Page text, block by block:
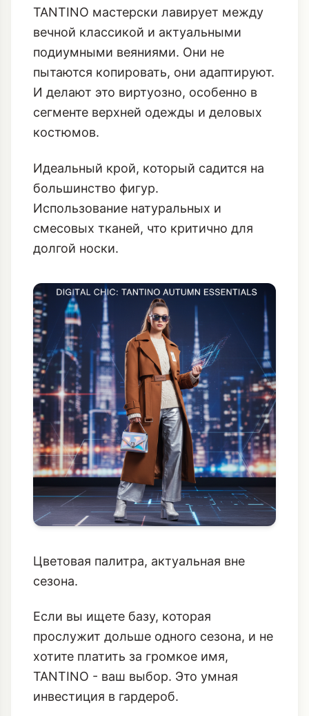
TANTINO мастерски лавирует между
вечной классикой и актуальными
подиумными веяниями. Они не
пытаются копировать, они адаптируют.
И делают это виртуозно, особенно в
сегменте верхней одежды и деловых
костюмов.
Идеальный крой, который садится на
большинство фигур.
Использование натуральных и
смесовых тканей, что критично для
долгой носки.
Цветовая палитра, актуальная вне
сезона.
Если вы ищете базу, которая
прослужит дольше одного сезона, и не
хотите платить за громкое имя,
TANTINO - ваш выбор. Это умная
инвестиция в гардероб.